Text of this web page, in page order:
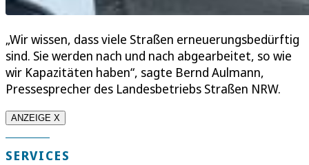
„Wir wissen, dass viele Straßen erneuerungsbedürftig
sind. Sie werden nach und nach abgearbeitet, so wie
wir Kapazitäten haben“, sagte Bernd Aulmann,
Pressesprecher des Landesbetriebs Straßen NRW.
ANZEIGE X
SERVICES